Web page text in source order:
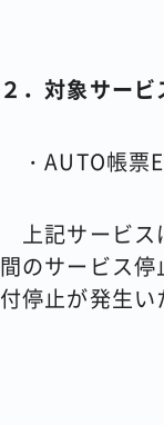
２．対象サービ
・AUTO帳票
上記サービス
間のサービス
付停止が発生い